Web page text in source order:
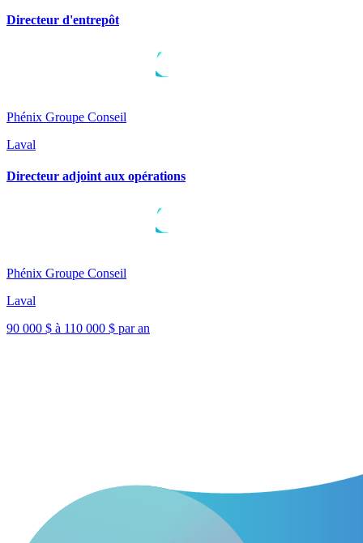
Directeur d'entrepôt
Phénix Groupe Conseil
Laval
Directeur adjoint aux opérations
Phénix Groupe Conseil
Laval
90 000 $ à 110 000 $ par an